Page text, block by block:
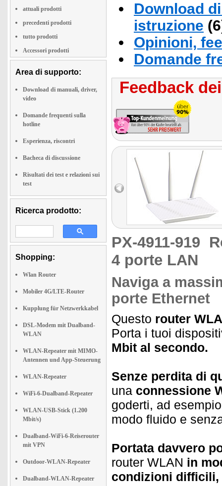
attuali prodotti
precedenti prodotti
tutto prodotti
Accessori prodotti
Area di supporto:
Download di manuali, driver,
video
Domande frequenti sulla
hotline
Esperienza, riscontri
Bacheca di discussione
Risultati dei test e relazioni sui
test
Ricerca prodotto:
Shopping:
Wlan Router
Mobiler 4G/LTE-Router
Kupplung für Netzwerkkabel
DSL-Modem mit Dualband-
WLAN
WLAN-Repeater mit MIMO-
Antennen und App-Steuerung
WLAN-Repeater
WiFi-6-Dualband-Repeater
WLAN-USB-Stick (1.200
Mbit/s)
Dualband-WiFi-6-Reiserouter
mit VPN
Outdoor-WLAN-Repeater
Dualband-WLAN-Repeater
Download
istruzione
Opinioni,
Domande
Feedback
PX-4911-919
4 porte LAN
Naviga a
porte Ethernet
Questo router
Porta i tuoi
Mbit al secondo.
Senze perdita di
una connessione
goderti, ad
modo fluido e
Portata davvero
router WLAN in
condizioni difficili,